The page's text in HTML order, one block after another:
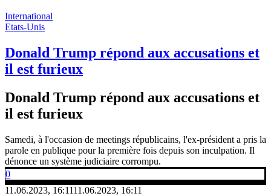
International
Etats-Unis
Donald Trump répond aux accusations et
il est furieux
Donald Trump répond aux accusations et
il est furieux
Samedi, à l'occasion de meetings républicains, l'ex-président a pris la
parole en publique pour la première fois depuis son inculpation. Il
dénonce un système judiciaire corrompu.
0
11.06.2023, 16:1111.06.2023, 16:11